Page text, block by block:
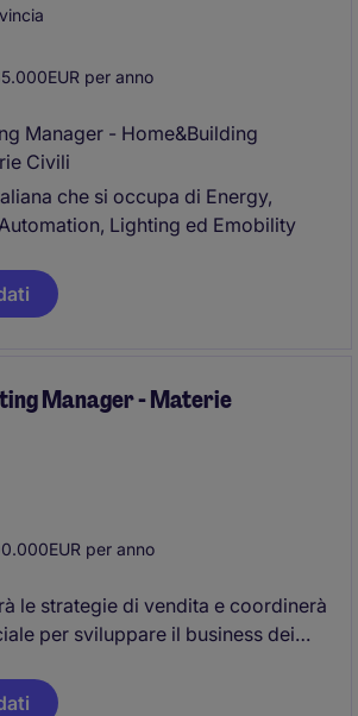
per anno
Manager - Home&Building
Civili
che si occupa di Energy,
Lighting ed Emobility
Manager - Materie
per anno
le strategie di vendita e coordinerà
per sviluppare il business dei